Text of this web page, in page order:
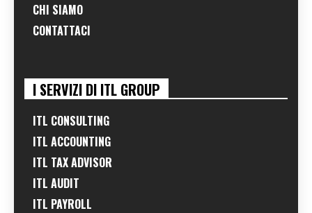
CHI SIAMO
CONTATTACI
I SERVIZI DI ITL GROUP
ITL CONSULTING
ITL ACCOUNTING
ITL TAX ADVISOR
ITL AUDIT
ITL PAYROLL